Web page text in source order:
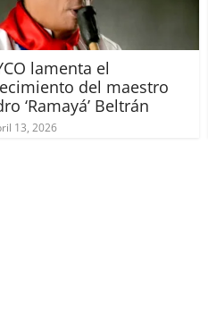
lamenta el
del maestro
‘Ramayá’ Beltrán
13, 2026